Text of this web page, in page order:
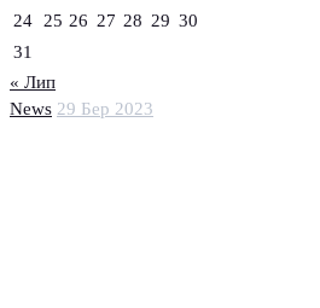
News 29 Бер 2023
24
25 26 27 28 29 30
31
« Лип